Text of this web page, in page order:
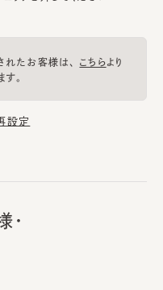
たお客様は、 こちらより
。
設定
・